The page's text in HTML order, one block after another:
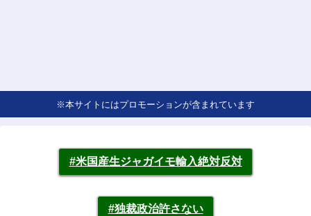
※本サイトにはプロモーションが含まれています
#米国産生ジャガイモ輸入絶対反対
#独裁政治許さない